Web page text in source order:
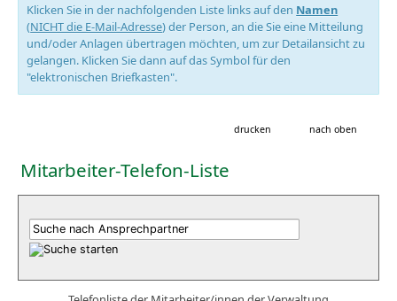
Klicken Sie in der nachfolgenden Liste links auf den Namen
(NICHT die E-Mail-Adresse) der Person, an die Sie eine Mitteilung
und/oder Anlagen übertragen möchten, um zur Detailansicht zu
gelangen. Klicken Sie dann auf das Symbol für den
"elektronischen Briefkasten".
drucken nach oben
Mitarbeiter-Telefon-Liste